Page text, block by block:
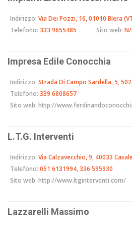
Indirizzo: Via Dei Pozzi, 16, 01010 Blera
Telefono: 333 9655485 Sito web:
Impresa Edile Conocchia
Indirizzo: Strada Di Campo Sardella, 5,
Telefono: 339 6808657
Sito web: http://
L.T.G. Interventi
Indirizzo: Via Calzavecchio, 9, 40033
Telefono: 051 6131994, 336 595930
Sito web: http://www.ltginterventi.com/
Lazzarelli Massimo